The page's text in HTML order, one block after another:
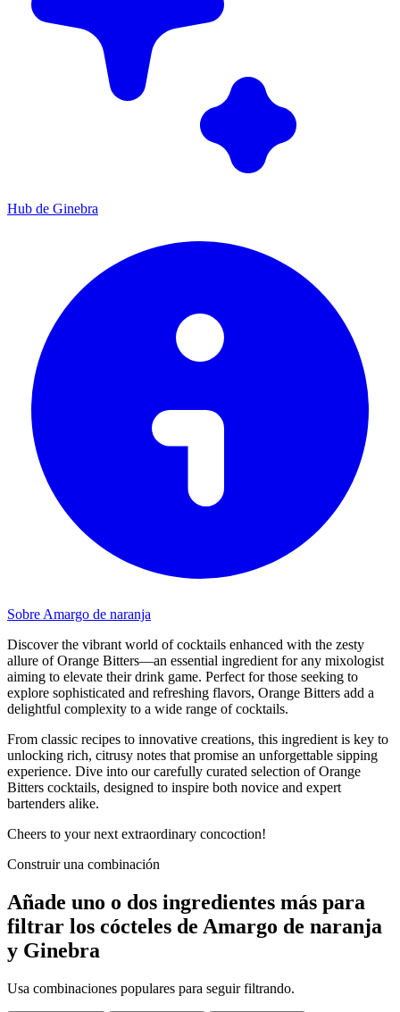
Hub de Ginebra
Sobre Amargo de naranja
Discover the vibrant world of cocktails enhanced with the zesty
allure of Orange Bitters—an essential ingredient for any mixologist
aiming to elevate their drink game. Perfect for those seeking to
explore sophisticated and refreshing flavors, Orange Bitters add a
delightful complexity to a wide range of cocktails.
From classic recipes to innovative creations, this ingredient is key to
unlocking rich, citrusy notes that promise an unforgettable sipping
experience. Dive into our carefully curated selection of Orange
Bitters cocktails, designed to inspire both novice and expert
bartenders alike.
Cheers to your next extraordinary concoction!
Construir una combinación
Añade uno o dos ingredientes más para
filtrar los cócteles de Amargo de naranja
y Ginebra
Usa combinaciones populares para seguir filtrando.